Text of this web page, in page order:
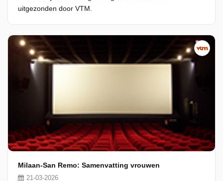
uitgezonden door VTM.
Milaan-San Remo: Samenvatting vrouwen
21-03-2026